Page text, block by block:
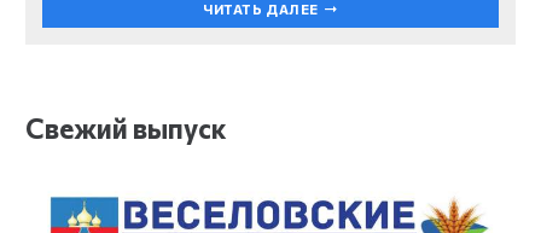
ЧИТАТЬ ДАЛЕЕ
Свежий выпуск